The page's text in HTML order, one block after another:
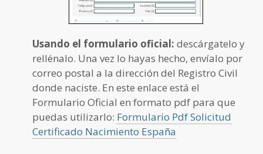
Usando el formulario oficial:descárgatelo y
rellénalo. Una vez lo hayas hecho, envíalo por
correo postal a la dirección del Registro Civil
donde naciste. En este enlace está el
Formulario Oficial en formato pdf para que
puedas utilizarlo: Formulario Pdf Solicitud
Certificado Nacimiento España